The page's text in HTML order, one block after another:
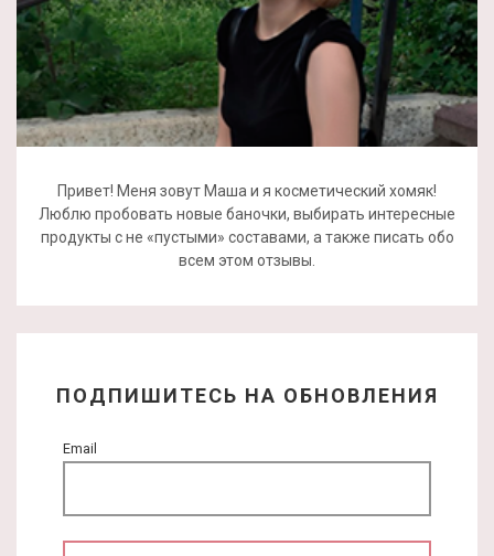
Привет! Меня зовут Маша и я косметический хомяк!
Люблю пробовать новые баночки, выбирать интересные
продукты с не «пустыми» составами, а также писать обо
всем этом отзывы.
ПОДПИШИТЕСЬ НА ОБНОВЛЕНИЯ
Email